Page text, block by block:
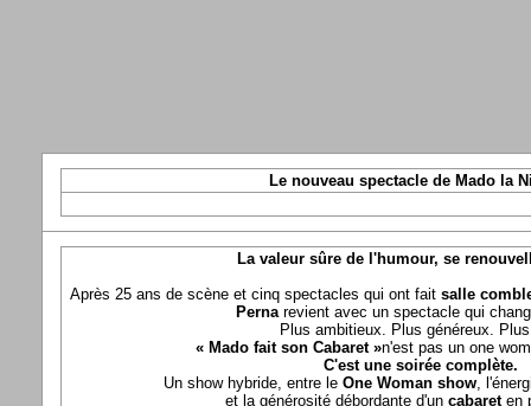
Le nouveau spectacle de Mado la
La valeur sûre de l'humour, se
Après 25 ans de scène et cinq spectacles qui ont fait salle
Pernarevient avec un spectacle qui
Plus ambitieux. Plus généreux.
« Mado fait son Cabaret »n'est pas un one
C'est une soirée complète.
Un show hybride, entre le One Woman show,
et la générosité débordante d'un cabaret en